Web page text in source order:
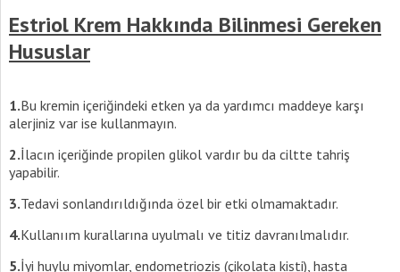
Estriol Krem Hakkında Bilinmesi Gereken
Hususlar
1.Bu kremin içeriğindeki etken ya da yardımcı maddeye karşı
alerjiniz var ise kullanmayın.
2.İlacın içeriğinde propilen glikol vardır bu da ciltte tahriş
yapabilir.
3.Tedavi sonlandırıldığında özel bir etki olmamaktadır.
4.Kullanıım kurallarına uyulmalı ve titiz davranılmalıdır.
5.İyi huylu miyomlar, endometriozis (çikolata kisti), hasta